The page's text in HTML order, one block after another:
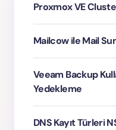
Proxmox VE
Mailcow ile Mail
Veeam Backup
Yedekleme
DNS Kayıt Türleri